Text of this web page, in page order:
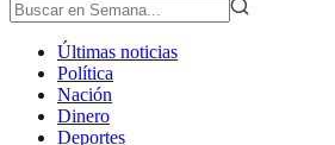
Últimas noticias
Política
Nación
Dinero
Deportes